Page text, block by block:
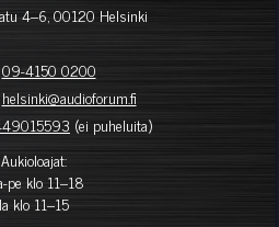
4–6, 00120 Helsinki
09-4150 0200
helsinki@audioforum.fi
(ei puheluita)
Aukioloajat:
pe klo 11–18
la klo 11–15